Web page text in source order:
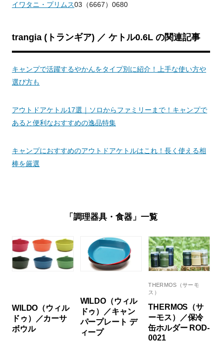
イワタニ・プリムス03（6667）0680
trangia (トランギア) ／ ケトル0.6L の関連記事
キャンプで活躍するやかんをタイプ別に紹介！上手な使い方や
選び方も
アウトドアケトル17選｜ソロからファミリーまで！キャンプで
あると便利なおすすめの逸品特集
キャンプにおすすめのアウトドアケトルはこれ！長く使える相
棒を厳選
「調理器具・食器」一覧
WILDO（ウィル
ドゥ）／カーサ
ボウル
WILDO（ウィル
ドゥ）／キャン
パープレート デ
ィープ
THERMOS（サーモ
ス）
THERMOS（サ
ーモス）／保冷
缶ホルダー ROD-
0021